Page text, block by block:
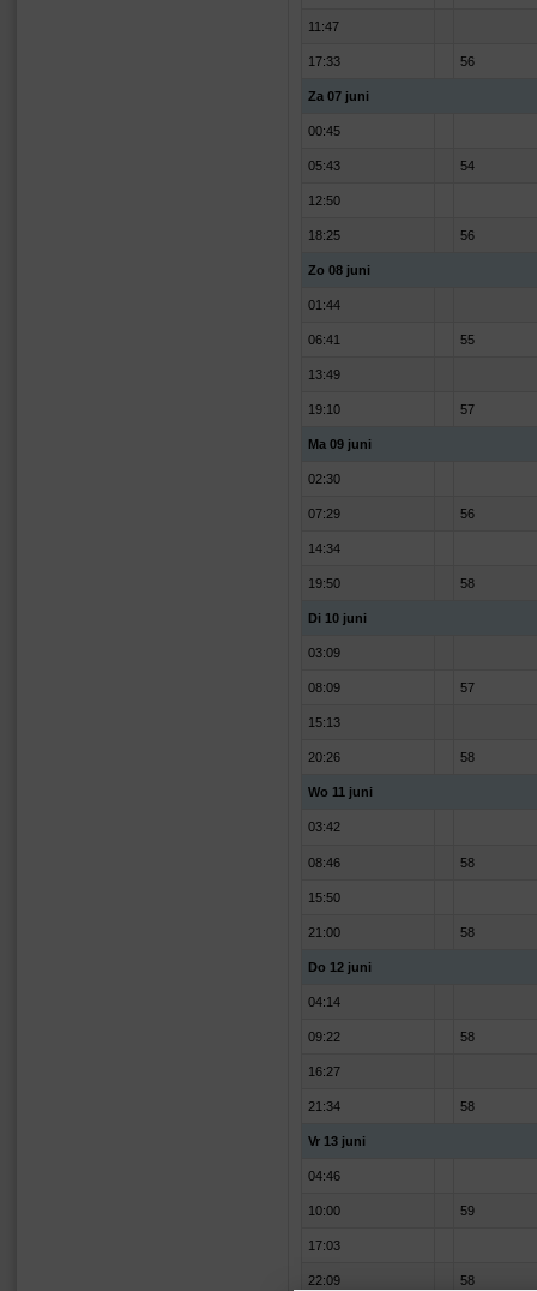
11:47
17:33 56
Za 07 juni
00:45
05:43 54
12:50
18:25 56
Zo 08 juni
01:44
06:41 55
13:49
19:10 57
Ma 09 juni
02:30
07:29 56
14:34
19:50 58
Di 10 juni
03:09
08:09 57
15:13
20:26 58
Wo 11 juni
03:42
08:46 58
15:50
21:00 58
Do 12 juni
04:14
09:22 58
16:27
21:34 58
Vr 13 juni
04:46
10:00 59
17:03
22:09 58